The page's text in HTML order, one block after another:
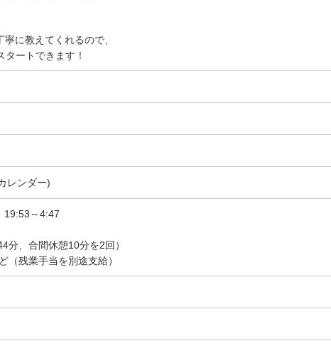
に教えてくれるので、
ートできます！
レンダー)
19:53～4:47
分、合間休憩10分を2回）
（残業手当を別途支給）